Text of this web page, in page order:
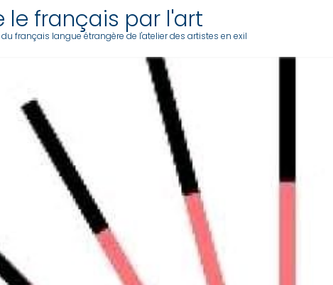
le français par l'art
français langue étrangère de l'atelier des artistes en exil